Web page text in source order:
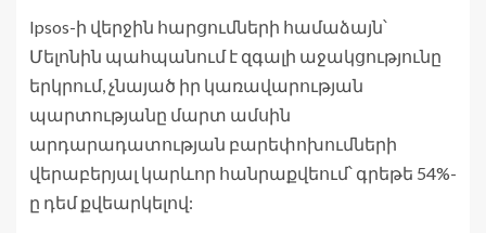
Ipsos-ի վերջին հարցումների համաձայն՝
Մելոնին պահպանում է զգալի աջակցությունը
երկրում, չնայած իր կառավարության
պարտությանը մարտ ամսին
արդարադատության բարեփոխումների
վերաբերյալ կարևոր հանրաքվեում՝ գրեթե 54%-
ը դեմ քվեարկելով: